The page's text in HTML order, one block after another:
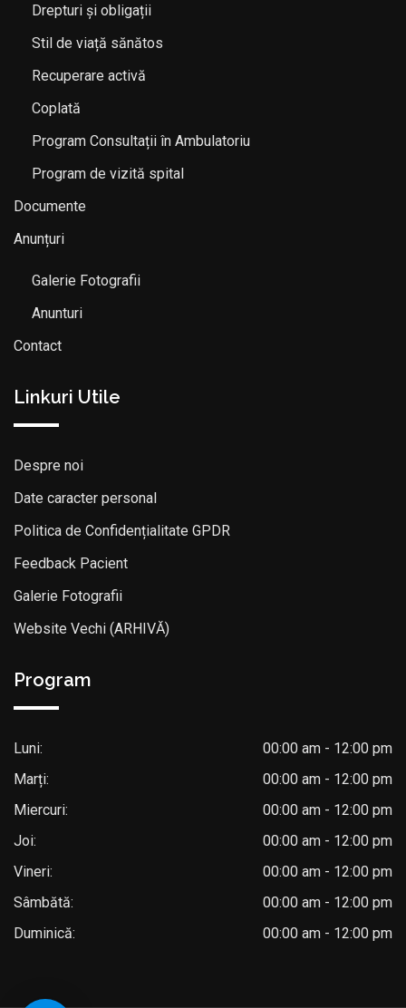
Drepturi și obligații
Stil de viață sănătos
Recuperare activă
Coplată
Program Consultații în Ambulatoriu
Program de vizită spital
Documente
Anunțuri
Galerie Fotografii
Anunturi
Contact
Linkuri Utile
Despre noi
Date caracter personal
Politica de Confidențialitate GPDR
Feedback Pacient
Galerie Fotografii
Website Vechi (ARHIVĂ)
Program
Luni:
00:00 am - 12:00 pm
Marți:
00:00 am - 12:00 pm
Miercuri:
00:00 am - 12:00 pm
Joi:
00:00 am - 12:00 pm
Vineri:
00:00 am - 12:00 pm
Sâmbătă:
00:00 am - 12:00 pm
Duminică:
00:00 am - 12:00 pm